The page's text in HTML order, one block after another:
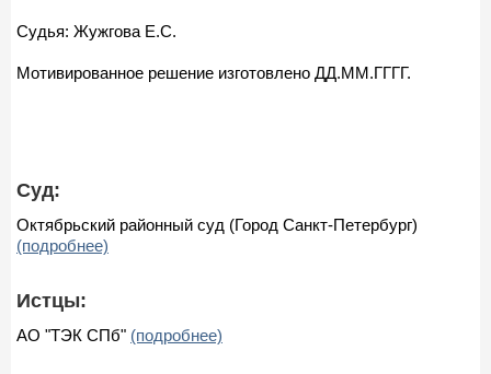
Судья: Жужгова Е.С.
Мотивированное решение изготовлено ДД.ММ.ГГГГ.
Суд:
Октябрьский районный суд (Город Санкт-Петербург)
(подробнее)
Истцы:
АО "ТЭК СПб" (подробнее)